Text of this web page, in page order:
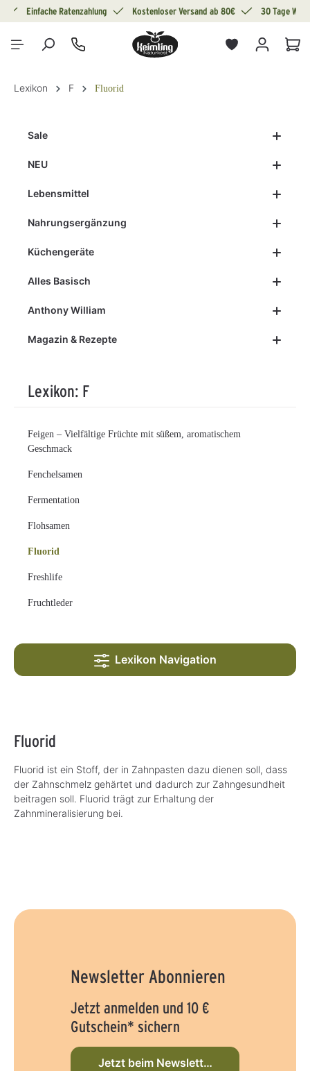
springen
Einfache Ratenzahlung Kostenloser Versand ab 80€ 30 Tage
Lexikon F Fluorid
Sale
NEU
Lebensmittel
Nahrungsergänzung
Küchengeräte
Alles Basisch
Anthony William
Magazin & Rezepte
Lexikon: F
Feigen – Vielfältige Früchte mit süßem, aromatischem
Geschmack
Fenchelsamen
Fermentation
Flohsamen
Fluorid
Freshlife
Fruchtleder
Lexikon Navigation
Fluorid
Fluorid ist ein Stoff, der in Zahnpasten dazu dienen soll, dass
der Zahnschmelz gehärtet und dadurch zur Zahngesundheit
beitragen soll. Fluorid trägt zur Erhaltung der
Zahnmineralisierung bei.
Newsletter Abonnieren
Jetzt anmelden und 10 €
Gutschein* sichern
Jetzt beim Newsletter anmelden